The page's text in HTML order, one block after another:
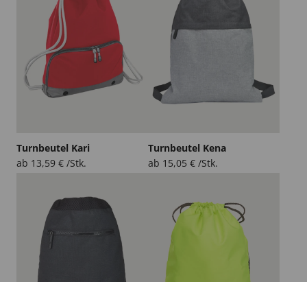
Turnbeutel Kari
ab 13,59 € /Stk.
Turnbeutel Kena
ab 15,05 € /Stk.